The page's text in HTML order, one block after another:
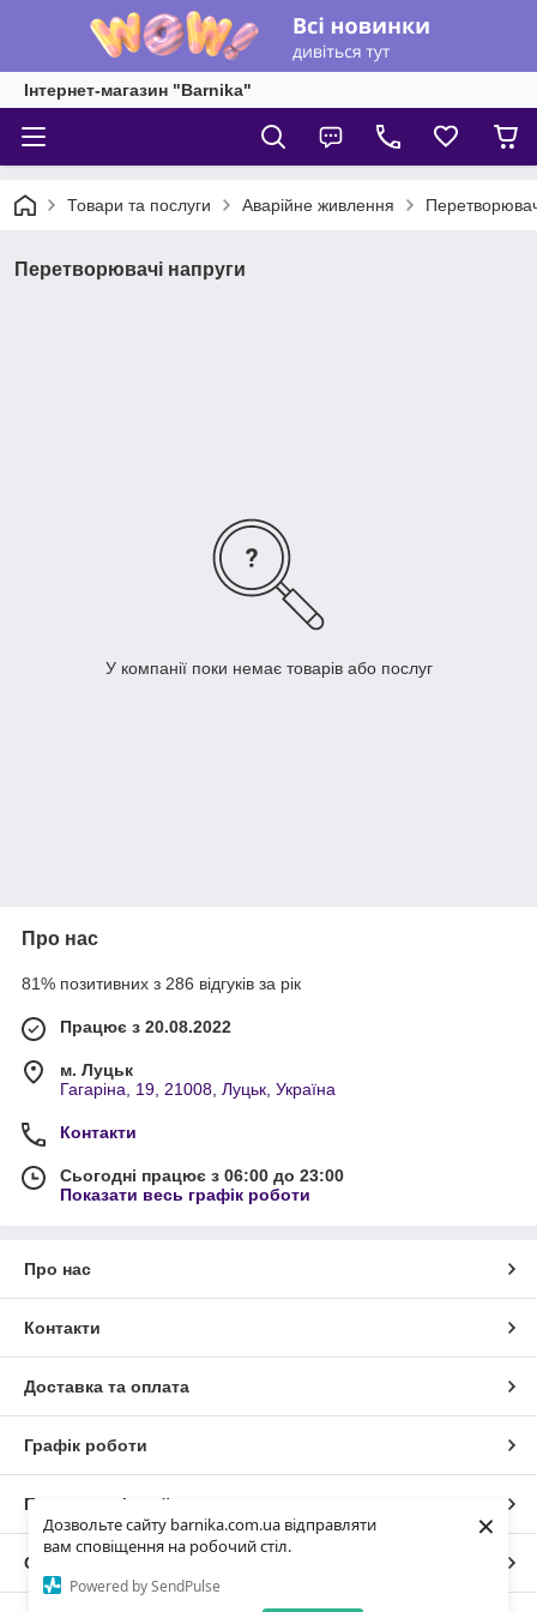
Дозвольте сайту barnika.com.ua відправляти
вам сповіщення на робочий стіл.
Powered by SendPulse
×
Інтернет-магазин "Barnika"
Товари та послуги Аварійне живлення
Перетворювачі напруги
У компанії поки немає товарів або послуг
Про нас
81% позитивних з 286 відгуків за рік
Працює з 20.08.2022
м. Луцьк
Гагаріна, 19, 21008, Луцьк, Україна
Контакти
Сьогодні працює з 06:00 до 23:00
Показати весь графік роботи
Про нас
Контакти
Доставка та оплата
Графік роботи
Повна версія сайту
Сайт створено на маркетплейсі